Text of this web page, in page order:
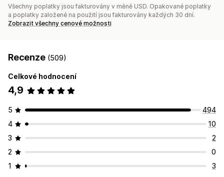
Všechny poplatky jsou fakturovány v měně USD. Opakované poplatky
a poplatky založené na použití jsou fakturovány každých 30 dní.
Zobrazit všechny cenové možnosti
Recenze (509)
Celkové hodnocení
4,9
5
494
4
10
3
2
2
0
1
3